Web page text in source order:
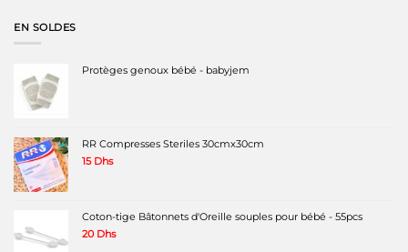
EN SOLDES
Protèges genoux bébé - babyjem
RR Compresses Steriles 30cmx30cm
15 Dhs
Coton-tige Bâtonnets d'Oreille souples pour bébé - 55pcs
20 Dhs